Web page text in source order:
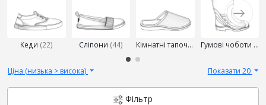
Кеди (22) Сліпони (44) Кімнатні тапочки (18) Гумові чоботи
(36)
Ціна (низька > висока) Показати 20
Фільтр